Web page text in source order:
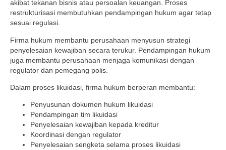
akibat tekanan bisnis atau persoalan keuangan. Proses
restrukturisasi membutuhkan pendampingan hukum agar tetap
sesuai regulasi.
Firma hukum membantu perusahaan menyusun strategi
penyelesaian kewajiban secara terukur. Pendampingan hukum
juga membantu perusahaan menjaga komunikasi dengan
regulator dan pemegang polis.
Dalam proses likuidasi, firma hukum berperan membantu:
Penyusunan dokumen hukum likuidasi
Pendampingan tim likuidasi
Penyelesaian kewajiban kepada kreditur
Koordinasi dengan regulator
Penyelesaian sengketa selama proses likuidasi